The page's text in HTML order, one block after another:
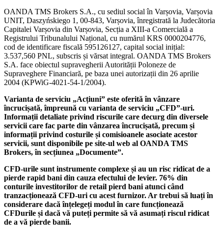
OANDA TMS Brokers S.A., cu sediul social în Varșovia, Varșovia
UNIT, Daszyńskiego 1, 00-843, Varșovia, înregistrată la Judecătoria
Capitalei Varșovia din Varșovia, Secția a XIII-a Comercială a
Registrului Tribunalului Național, cu numărul KRS 0000204776,
cod de identificare fiscală 595126127, capital social inițial:
3.537,560 PNL, subscris și vărsat integral. OANDA TMS Brokers
S.A. face obiectul supravegherii Autorității Poloneze de
Supraveghere Financiară, pe baza unei autorizații din 26 aprilie
2004 (KPWiG-4021-54-1/2004).
Varianta de serviciu „Acțiuni” este oferită în vânzare
încrucișată, împreună cu varianta de serviciu „CFD”-uri.
Informații detaliate privind riscurile care decurg din diversele
servicii care fac parte din vânzarea încrucișată, precum și
informații privind costurile și comisioanele asociate acestor
servicii, sunt disponibile pe site-ul web al OANDA TMS
Brokers, în secțiunea „Documente”.
CFD-urile sunt instrumente complexe și au un risc ridicat de a
pierde rapid bani din cauza efectului de levier. 76% din
conturile investitorilor de retail pierd bani atunci când
tranzacționează CFD-uri cu acest furnizor. Ar trebui să luați în
considerare dacă înțelegeți modul în care funcționează
CFDurile și dacă vă puteți permite să vă asumați riscul ridicat
de a vă pierde banii.